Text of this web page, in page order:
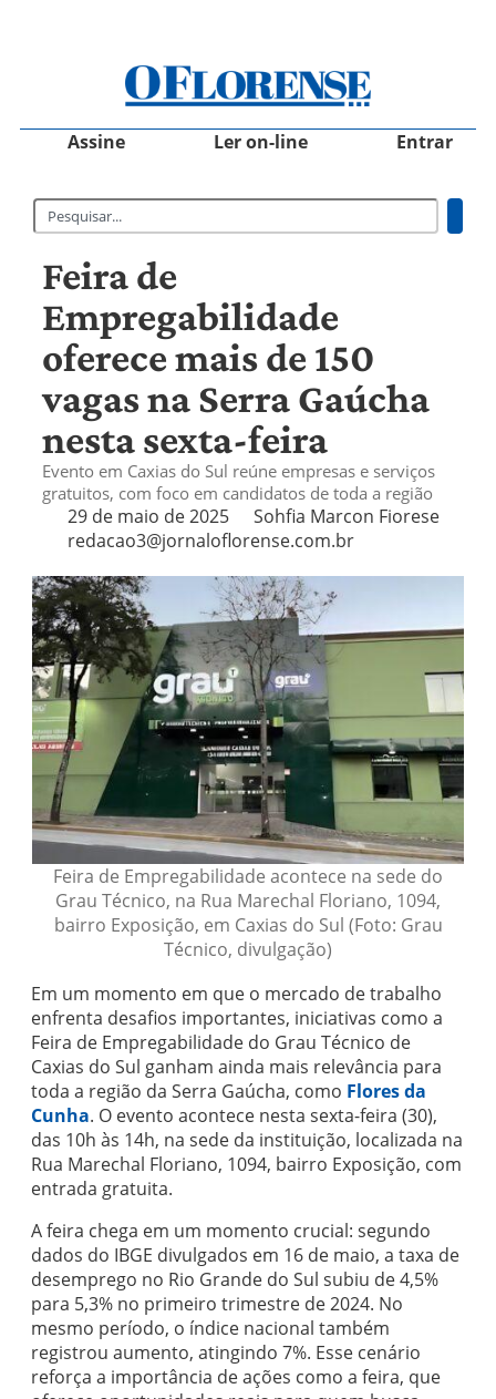
Assine Ler on-line Entrar
Feira de
Empregabilidade
oferece mais de 150
vagas na Serra Gaúcha
nesta sexta-feira
Evento em Caxias do Sul reúne empresas e serviços
gratuitos, com foco em candidatos de toda a região
29 de maio de 2025
Sohfia Marcon Fiorese
redacao3@jornaloflorense.com.br
Feira de Empregabilidade acontece na sede do
Grau Técnico, na Rua Marechal Floriano, 1094,
bairro Exposição, em Caxias do Sul (Foto: Grau
Técnico, divulgação)
Em um momento em que o mercado de trabalho
enfrenta desafios importantes, iniciativas como a
Feira de Empregabilidade do Grau Técnico de
Caxias do Sul ganham ainda mais relevância para
toda a região da Serra Gaúcha, como Flores da
Cunha. O evento acontece nesta sexta-feira (30),
das 10h às 14h, na sede da instituição, localizada na
Rua Marechal Floriano, 1094, bairro Exposição, com
entrada gratuita.
A feira chega em um momento crucial: segundo
dados do IBGE divulgados em 16 de maio, a taxa de
desemprego no Rio Grande do Sul subiu de 4,5%
para 5,3% no primeiro trimestre de 2024. No
mesmo período, o índice nacional também
registrou aumento, atingindo 7%. Esse cenário
reforça a importância de ações como a feira, que